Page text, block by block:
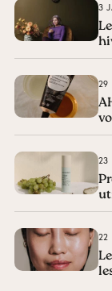
3
29
23
22